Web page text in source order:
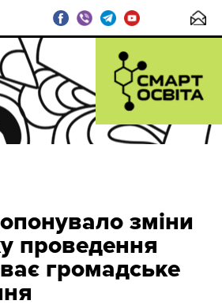
зміни
проведення
громадське